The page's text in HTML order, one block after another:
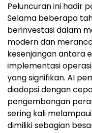
Peluncuran ini hadir
Selama beberapa
berinvestasi dalam
modern dan
kesenjangan antara
implementasi
yang signifikan. AI
diadopsi dengan
pengembangan
sering kali
dimiliki sebagian